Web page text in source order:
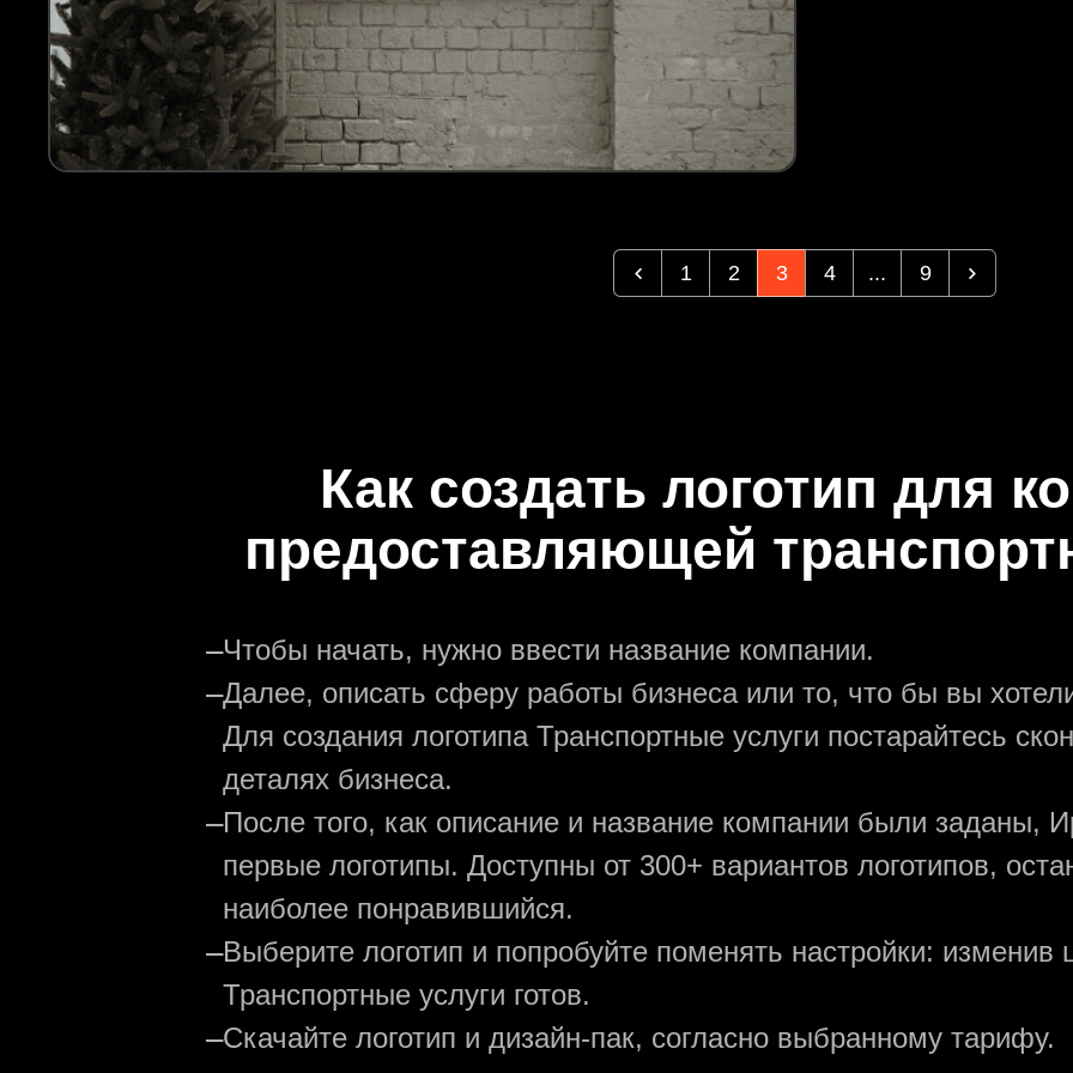
1 2 3 4 ... 9
Как создать логотип для
предоставляющей
—Чтобы начать, нужно ввести название компании.
—Далее, описать сферу работы бизнеса или то, что бы вы
Для создания логотипа Транспортные услуги постарайтесь
деталях бизнеса.
—После того, как описание и название компании были заданы,
первые логотипы. Доступны от 300+ вариантов логотипов,
наиболее понравившийся.
—Выберите логотип и попробуйте поменять настройки: изменив
Транспортные услуги готов.
—Скачайте логотип и дизайн-пак, согласно выбранному тарифу.